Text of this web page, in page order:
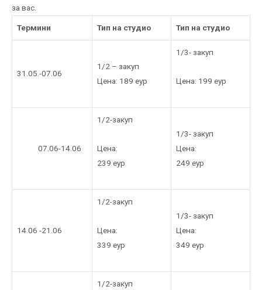
за вас.
Термини Тип на студио Тип на студио
31.05.-07.06
1/2 – закуп
Цена: 189 еур
1/3- закуп
Цена: 199 еур
07.06-14.06
1/2-закуп
Цена:
239 еур
1/3- закуп
Цена:
249 еур
14.06 -21.06
1/2-закуп
Цена:
339 еур
1/3- закуп
Цена:
349 еур
1/2-закуп